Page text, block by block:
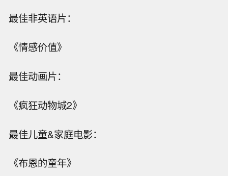
最佳非英语片：
《情感价值》
最佳动画片：
《疯狂动物城2》
最佳儿童&家庭电影：
《布恩的童年》